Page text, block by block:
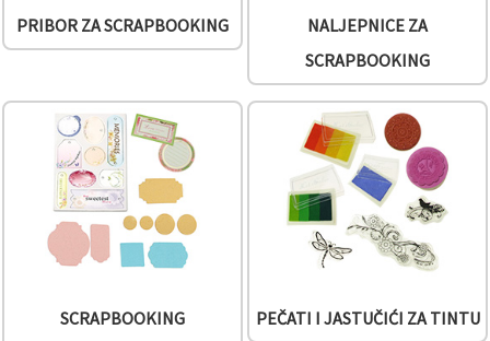
PRIBOR ZA SCRAPBOOKING
NALJEPNICE ZA
SCRAPBOOKING
SCRAPBOOKING
PEČATI I JASTUČIĆI ZA TINTU